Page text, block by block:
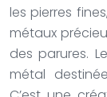
les pierres
métaux
des parures.
métal